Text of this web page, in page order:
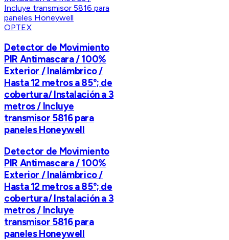
OPTEX
Detector de Movimiento
PIR Antimascara / 100%
Exterior / Inalámbrico /
Hasta 12 metros a 85°; de
cobertura/ Instalación a 3
metros / Incluye
transmisor 5816 para
paneles Honeywell
Detector de Movimiento
PIR Antimascara / 100%
Exterior / Inalámbrico /
Hasta 12 metros a 85°; de
cobertura/ Instalación a 3
metros / Incluye
transmisor 5816 para
paneles Honeywell